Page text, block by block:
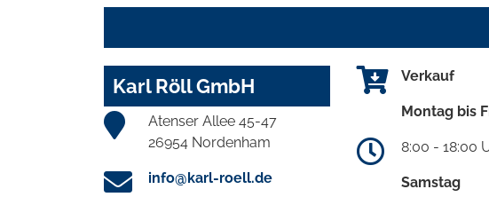
Karl Röll GmbH
Atenser Allee 45-47
26954 Nordenham
info@karl-roell.de
Verkauf
Montag bis
8:00 - 18:00
Samstag